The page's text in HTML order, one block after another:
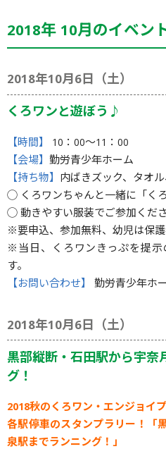
2018年 10月のイベン
2018年10月6日（土）
くろワンと遊ぼう♪
【時間】 10：00〜11：00
【会場】 勤労青少年ホーム
【持ち物】 内ばきズック、タオ
◯ くろワンちゃんと一緒に「く
◯ 動きやすい服装でご参加くださ
※要申込、参加無料、幼児は保
※当日、くろワンきっぷを提
す。
【お問い合わせ】 勤労青少年ホ
2018年10月6日（土）
黒部縦断・石田駅から宇奈
グ！
2018秋のくろワン・エンジョイ
各駅停車のスタンプラリー！「
泉駅までランニング！」